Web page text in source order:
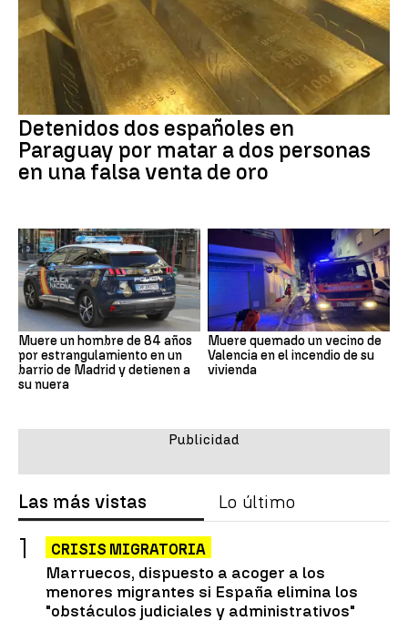
Detenidos dos españoles en
Paraguay por matar a dos personas
en una falsa venta de oro
Muere un hombre de 84 años
por estrangulamiento en un
barrio de Madrid y detienen a
su nuera
Muere quemado un vecino de
Valencia en el incendio de su
vivienda
Las más vistas Lo último
CRISIS MIGRATORIA
Marruecos, dispuesto a acoger a los
menores migrantes si España elimina los
"obstáculos judiciales y administrativos"